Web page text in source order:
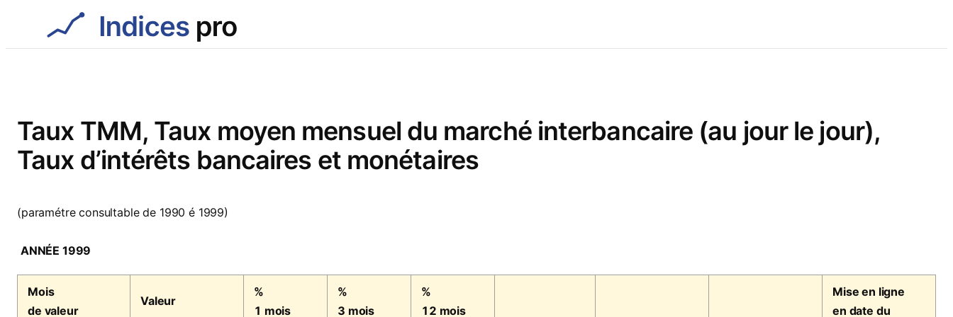
contenu
Taux TMM, Taux moyen mensuel du marché interbancaire (au jour le jour),
Taux d’intérêts bancaires et monétaires
(paramétre consultable de 1990 é 1999)
ANNÉE 1999
Mois
de valeur
Valeur
%
1 mois
%
3 mois
%
12 mois
Mise en ligne
en date du